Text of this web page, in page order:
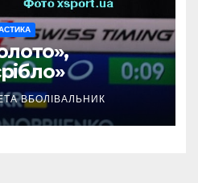
ВБОЛІВАЛЬНИК